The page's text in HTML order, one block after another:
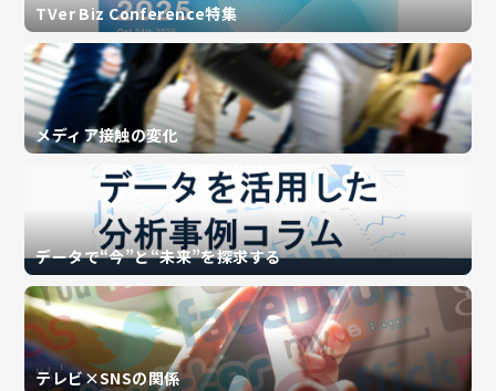
TVer Biz Conference特集
メディア接触の変化
データで“今”と“未来”を探求する
テレビ×SNSの関係